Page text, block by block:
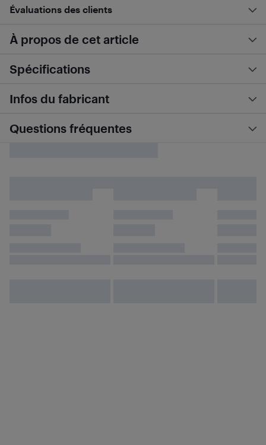
Évaluations des clients
À propos de cet article
Spécifications
Infos du fabricant
Questions fréquentes